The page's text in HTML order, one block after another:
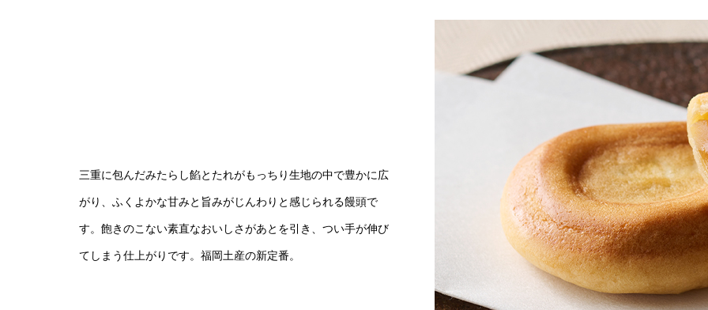
三重に包んだみたらし餡とたれがもっちり生地の中で豊かに広
がり、ふくよかな甘みと旨みがじんわりと感じられる饅頭で
す。飽きのこない素直なおいしさがあとを引き、つい手が伸び
てしまう仕上がりです。福岡土産の新定番。